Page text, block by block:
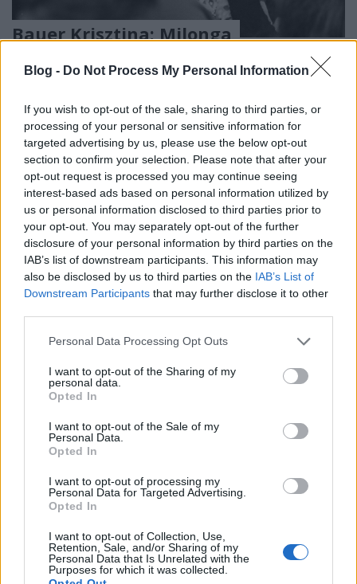
Blog - Do Not Process My Personal Information
If you wish to opt-out of the sale, sharing to third parties, or
processing of your personal or sensitive information for
targeted advertising by us, please use the below opt-out
section to confirm your selection. Please note that after your
opt-out request is processed you may continue seeing
interest-based ads based on personal information utilized by
us or personal information disclosed to third parties prior to
your opt-out. You may separately opt-out of the further
disclosure of your personal information by third parties on the
IAB’s list of downstream participants. This information may
also be disclosed by us to third parties on the IAB’s List of
Downstream Participants that may further disclose it to other
Please note that this website/app uses one or more Google
not limited to your visit or usage behaviour. You may click to
grant or deny consent to Google and its third-party tags to
use your data for below specified purposes in below Google
consent section.
Personal Data Processing Opt Outs
I want to opt-out of the Sharing of my
personal data.
Opted In
I want to opt-out of the Sale of my
Personal Data.
Opted In
I want to opt-out of processing my
Personal Data for Targeted Advertising.
Opted In
I want to opt-out of Collection, Use,
Retention, Sale, and/or Sharing of my
Personal Data that Is Unrelated with the
Purposes for which it was collected.
Bauer Krisztina: Milonga
beatkorSzaki
Szerda volt. Ez a tánciskola azon kevés helyek egyike,
amelyen nem fogott a történelem. Waskovits úr
átfésülte ősz üstökét, és még egy kicsit fényesített a
vitrin üvegén, melyben a híres ereklye állt. Talán
néhány vendége humorosnak vélte a kiállított
tárgyat, csak a törzsvendégei és barátai tudták…
A Nálunk a hajnal című novella
nyerte a Miről írták a dalt?
pályázatot
beatkorSzaki•2025. december 15.